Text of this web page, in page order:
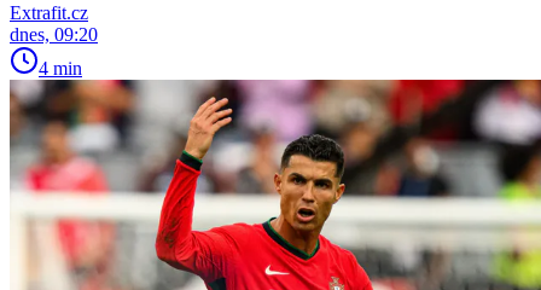
Extrafit.cz
dnes, 09:20
4 min